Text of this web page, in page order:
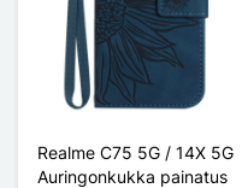
Realme C75 5G / 14X 5G
Auringonkukka painatus